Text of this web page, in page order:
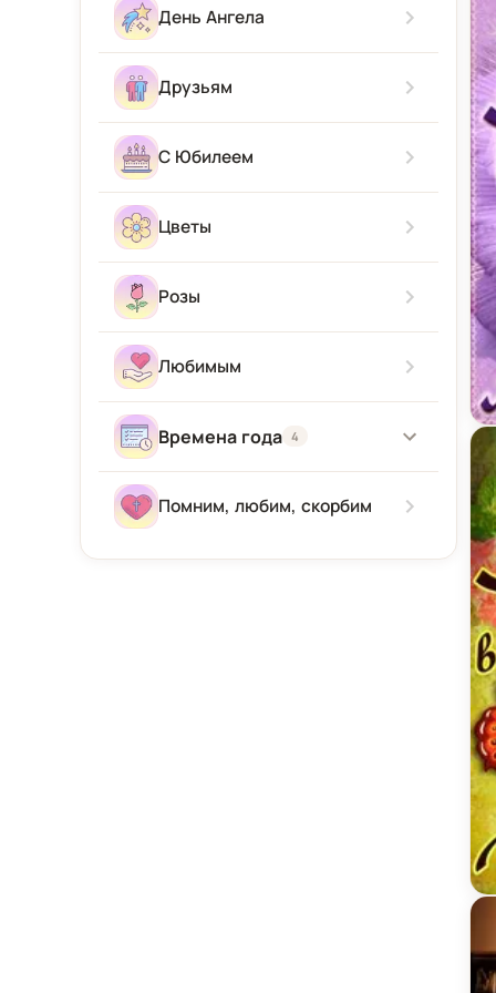
Прости Меня
Привет
С новорожденным
Приятного аппетита
С приездом
День Ангела
Друзьям
С Юбилеем
Цветы
Розы
Любимым
Времена года 4
ЗимаПомним, любим, скорбим